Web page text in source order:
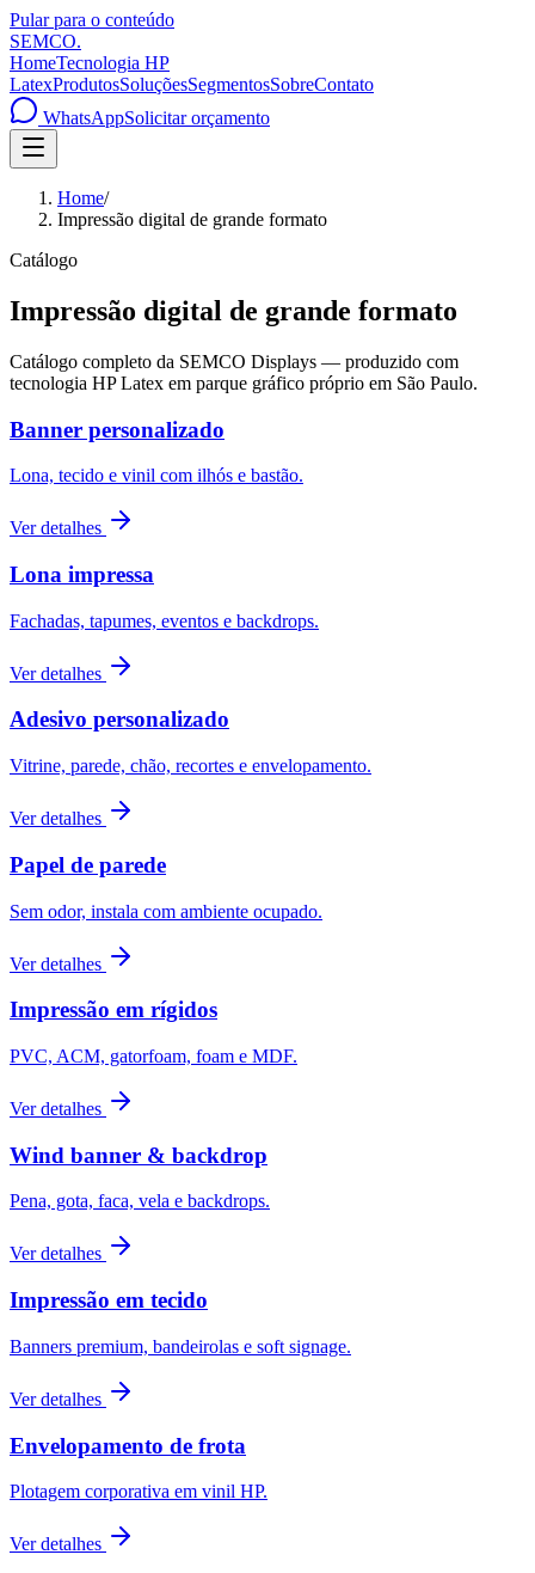
Pular para o conteúdo
SEMCO.
HomeTecnologia HP
LatexProdutosSoluçõesSegmentosSobreContato
WhatsAppSolicitar orçamento
Home/
Impressão digital de grande formato
Catálogo
Impressão digital de grande formato
Catálogo completo da SEMCO Displays — produzido com
tecnologia HP Latex em parque gráfico próprio em São Paulo.
Banner personalizado
Lona, tecido e vinil com ilhós e bastão.
Ver detalhes
Lona impressa
Fachadas, tapumes, eventos e backdrops.
Ver detalhes
Adesivo personalizado
Vitrine, parede, chão, recortes e envelopamento.
Ver detalhes
Papel de parede
Sem odor, instala com ambiente ocupado.
Ver detalhes
Impressão em rígidos
PVC, ACM, gatorfoam, foam e MDF.
Ver detalhes
Wind banner & backdrop
Pena, gota, faca, vela e backdrops.
Ver detalhes
Impressão em tecido
Banners premium, bandeirolas e soft signage.
Ver detalhes
Envelopamento de frota
Plotagem corporativa em vinil HP.
Ver detalhes